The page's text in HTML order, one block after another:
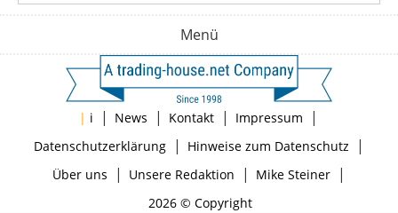
Menü
| i | News | Kontakt | Impressum |
Datenschutzerklärung| Hinweise zum Datenschutz |
Über uns | Unsere Redaktion | Mike Steiner|
2026 © Copyright